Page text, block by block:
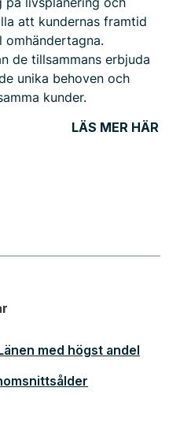
att kundernas framtid
omhändertagna.
de tillsammans erbjuda
unika behoven och
kunder.
LÄS MER HÄR
med högst andel